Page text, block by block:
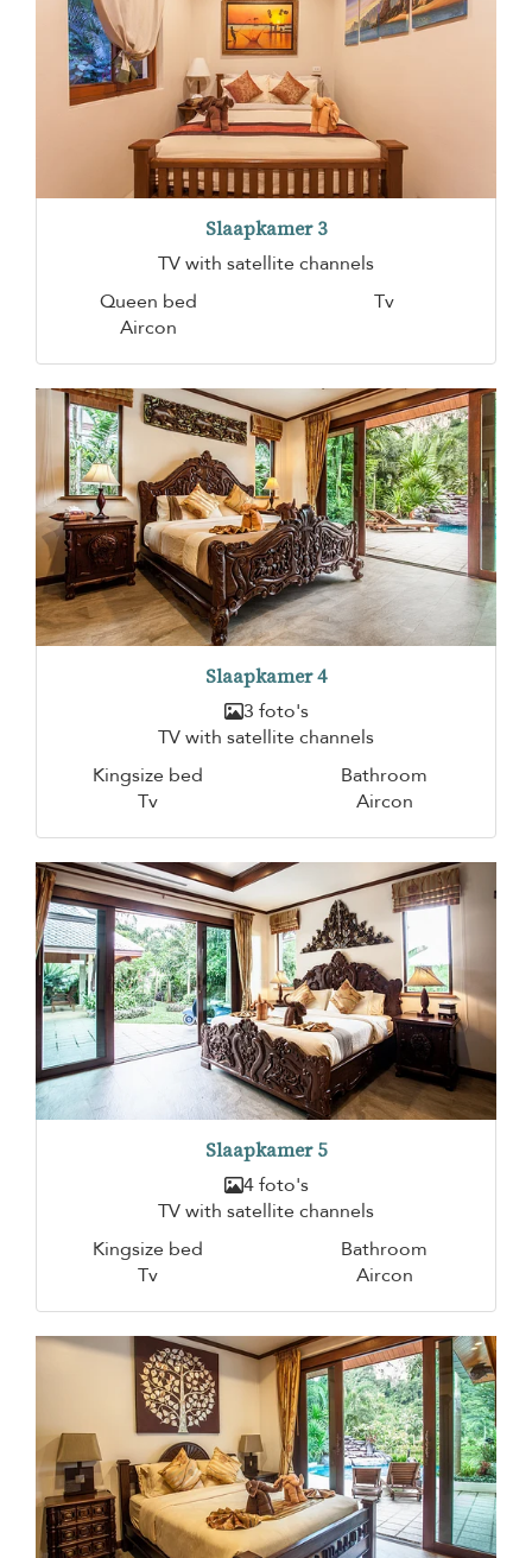
Slaapkamer 3
TV with satellite channels
Queen bed
Tv
Aircon
Slaapkamer 4
3 foto's
TV with satellite channels
Kingsize bed
Bathroom
Tv
Aircon
Slaapkamer 5
4 foto's
TV with satellite channels
Kingsize bed
Bathroom
Tv
Aircon